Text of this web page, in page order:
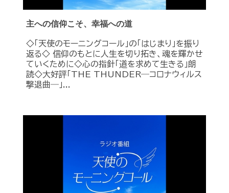
主への信仰こそ、幸福への道
◇「天使のモーニングコール」の「はじまり」を振り
返る◇ 信仰のもとに人生を切り拓き、魂を輝かせ
ていくために◇心の指針「道を求めて生きる」朗
読◇大好評「THE THUNDER―コロナウィルス
撃退曲―」...